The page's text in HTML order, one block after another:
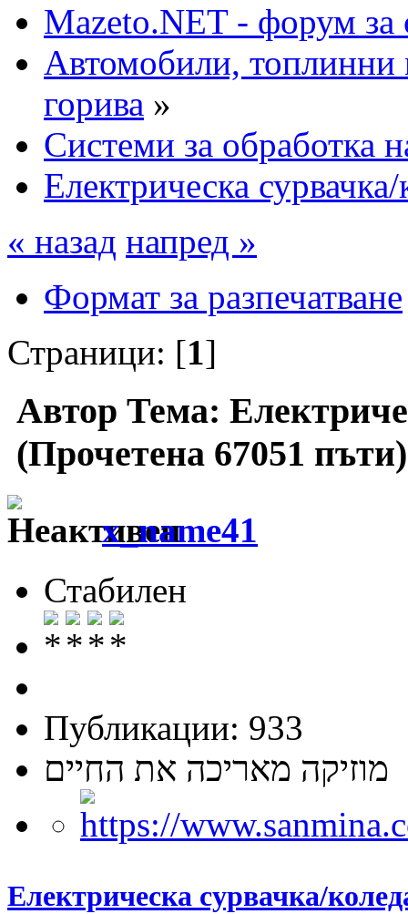
Mazeto.NET - форум за
Автомобили,
горива »
Системи за обработка
Електрическа сурвачка/
« назад напред »
Формат за разпечатване
Страници: [1]
Автор Тема:
(Прочетена 67051 пъти)
x_name41
Стабилен
Публикации: 933
מוזיקה מאריכה את החיים
Електрическа сурвачка/